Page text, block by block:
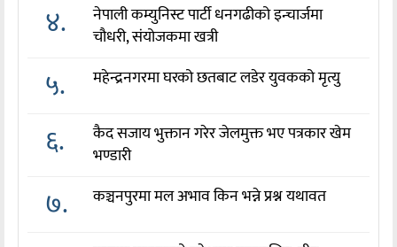
४.
नेपाली कम्युनिस्ट पार्टी धनगढीको इन्चार्जमा
चौधरी, संयोजकमा खत्री
५. महेन्द्रनगरमा घरको छतबाट लडेर युवकको मृत्यु
६.
कैद सजाय भुक्तान गरेर जेलमुक्त भए पत्रकार खेम
भण्डारी
७. कञ्चनपुरमा मल अभाव किन भन्ने प्रश्न यथावत